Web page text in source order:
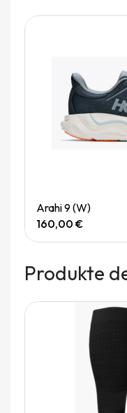
Arahi 9 (W)
160,00 €
Produkte